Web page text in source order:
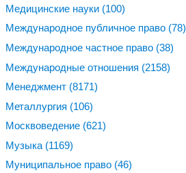
Медицинские науки (100)
Международное публичное право (78)
Международное частное право (38)
Международные отношения (2158)
Менеджмент (8171)
Металлургия (106)
Москвоведение (621)
Музыка (1169)
Муниципальное право (46)